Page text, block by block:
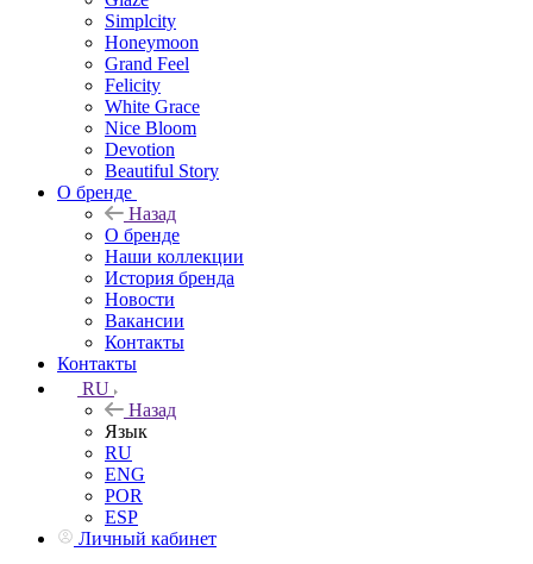
Simplcity
Honeymoon
Grand Feel
Felicity
White Grace
Nice Bloom
Devotion
Beautiful Story
О бренде
Назад
О бренде
Наши коллекции
История бренда
Новости
Вакансии
Контакты
Контакты
RU
Назад
Язык
RU
ENG
POR
ESP
Личный кабинет